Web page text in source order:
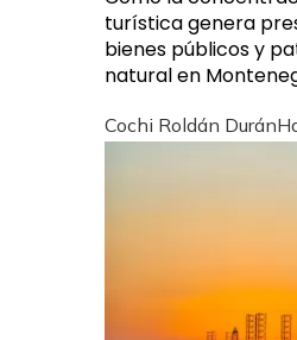
turística genera
bienes públicos y
natural en
Cochi Roldán Durán